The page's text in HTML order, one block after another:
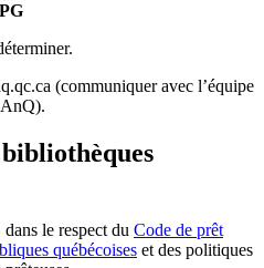
(communiquer avec l’équipe
.
le respect du Code de prêt
québécoises et des politiques